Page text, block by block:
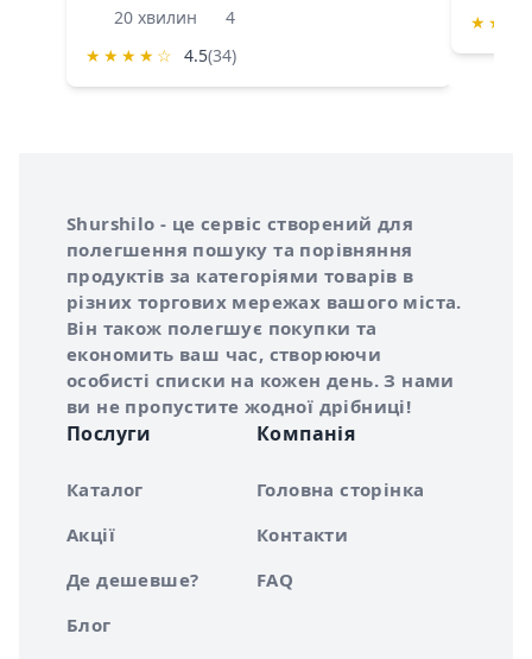
20 хвилин
4
★ ★ ★ ★ ☆ 4.5(34)
★ ★
Про сервіс Shurshilo
Shurshilo - це сервіс створений для
полегшення пошуку та порівняння
продуктів за категоріями товарів в
різних торгових мережах вашого міста.
Він також полегшує покупки та
економить ваш час, створюючи
особисті списки на кожен день. З нами
ви не пропустите жодної дрібниці!
Послуги
Каталог
Акції
Де дешевше?
Блог
Компанія
Головна сторінка
Контакти
FAQ